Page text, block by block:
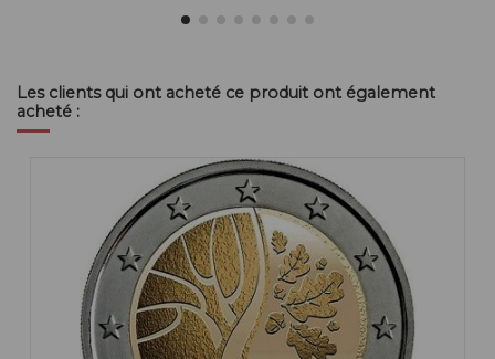
Les clients qui ont acheté ce produit ont également
acheté :